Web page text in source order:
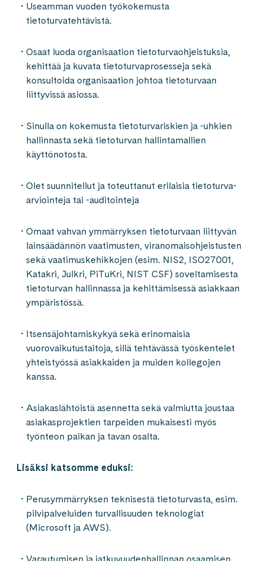
Useamman vuoden työkokemusta
tietoturvatehtävistä.
Osaat luoda organisaation tietoturvaohjeistuksia,
kehittää ja kuvata tietoturvaprosesseja sekä
konsultoida organisaation johtoa tietoturvaan
liittyvissä asiossa.
Sinulla on kokemusta tietoturvariskien ja -uhkien
hallinnasta sekä tietoturvan hallintamallien
käyttönotosta.
Olet suunnitellut ja toteuttanut erilaisia tietoturva-
arviointeja tai -auditointeja
Omaat vahvan ymmärryksen tietoturvaan liittyvän
lainsäädännön vaatimusten, viranomaisohjeistusten
sekä vaatimuskehikkojen (esim. NIS2, ISO27001,
Katakri, Julkri, PiTuKri, NIST CSF) soveltamisesta
tietoturvan hallinnassa ja kehittämisessä asiakkaan
ympäristössä.
Itsensäjohtamiskykyä sekä erinomaisia
vuorovaikutustaitoja, sillä tehtävässä työskentelet
yhteistyössä asiakkaiden ja muiden kollegojen
kanssa.
Asiakaslähtöistä asennetta sekä valmiutta joustaa
asiakasprojektien tarpeiden mukaisesti myös
työnteon paikan ja tavan osalta.
Lisäksi katsomme eduksi:
Perusymmärryksen teknisestä tietoturvasta, esim.
pilvipalveluiden turvallisuuden teknologiat
(Microsoft ja AWS).